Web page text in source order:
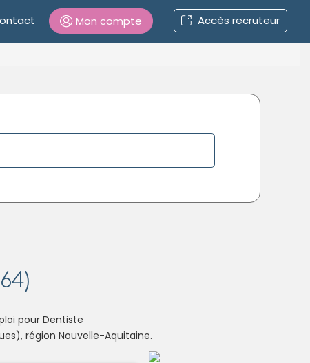
Mon compte Accès recruteur
Mot de passe oublié ?
pour Dentiste
région Nouvelle-Aquitaine.